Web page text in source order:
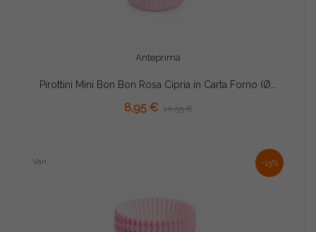
Anteprima
8,95 € 10,53 €
-15%
Vari